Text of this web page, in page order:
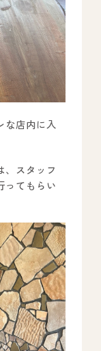
な店内に入
、スタッフ
ってもらい